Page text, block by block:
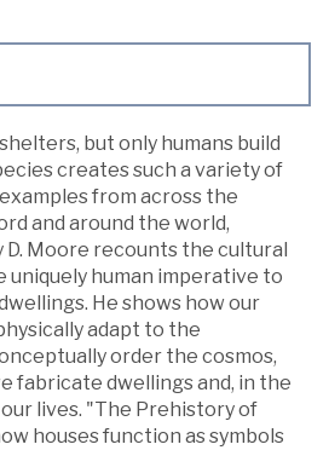
but only humans build
creates such a variety of
from across the
and around the world,
Moore recounts the cultural
human imperative to
He shows how our
adapt to the
order the cosmos,
fabricate dwellings and, in the
lives. "The Prehistory of
houses function as symbols